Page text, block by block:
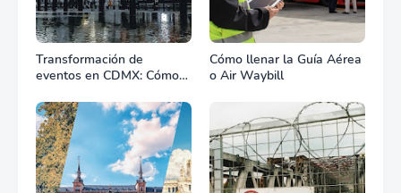
Transformación de
eventos en CDMX: Cómo
equipos define el éxito de
tu celebración
Cómo llenar la Guía Aérea
o Air Waybill